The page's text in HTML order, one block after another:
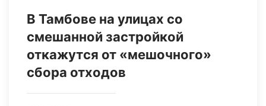
В Тамбове на улицах со
смешанной застройкой
откажутся от «мешочного»
сбора отходов